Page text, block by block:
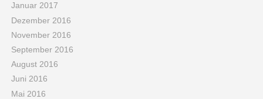
Januar 2017
Dezember 2016
November 2016
September 2016
August 2016
Juni 2016
Mai 2016